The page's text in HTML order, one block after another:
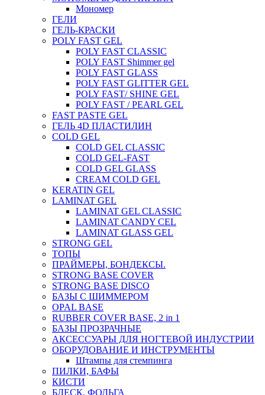
Мономер
ГЕЛИ
ГЕЛЬ-КРАСКИ
POLY FAST GEL
POLY FAST CLASSIC
POLY FAST Shimmer gel
POLY FAST GLASS
POLY FAST GLITTER GEL
POLY FAST/ SHINE GEL
POLY FAST / PEARL GEL
FAST PASTE GEL
ГЕЛЬ 4D ПЛАСТИЛИН
COLD GEL
COLD GEL CLASSIC
COLD GEL-FAST
COLD GEL GLASS
CREAM COLD GEL
KERATIN GEL
LAMINAT GEL
LAMINAT GEL CLASSIС
LAMINAT CANDY CEL
LAMINAT GLASS GEL
STRONG GEL
ТОПЫ
ПРАЙМЕРЫ, БОНДЕКСЫ.
STRONG BASE COVER
STRONG BASE DISCO
БАЗЫ С ШИММЕРОМ
OPAL BASE
RUBBER COVER BASE, 2 in 1
БАЗЫ ПРОЗРАЧНЫЕ
АКСЕССУАРЫ ДЛЯ НОГТЕВОЙ ИНДУСТРИИ
ОБОРУДОВАНИЕ И ИНСТРУМЕНТЫ
Штампы для стемпинга
ПИЛКИ, БАФЫ
КИСТИ
БЛЕСК, ФОЛЬГА